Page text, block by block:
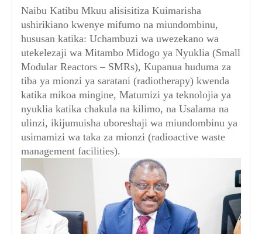
Naibu Katibu Mkuu alisisitiza Kuimarisha
ushirikiano kwenye mifumo na miundombinu,
hususan katika: Uchambuzi wa uwezekano wa
utekelezaji wa Mitambo Midogo ya Nyuklia (Small
Modular Reactors – SMRs), Kupanua huduma za
tiba ya mionzi ya saratani (radiotherapy) kwenda
katika mikoa mingine, Matumizi ya teknolojia ya
nyuklia katika chakula na kilimo, na Usalama na
ulinzi, ikijumuisha uboreshaji wa miundombinu ya
usimamizi wa taka za mionzi (radioactive waste
management facilities).